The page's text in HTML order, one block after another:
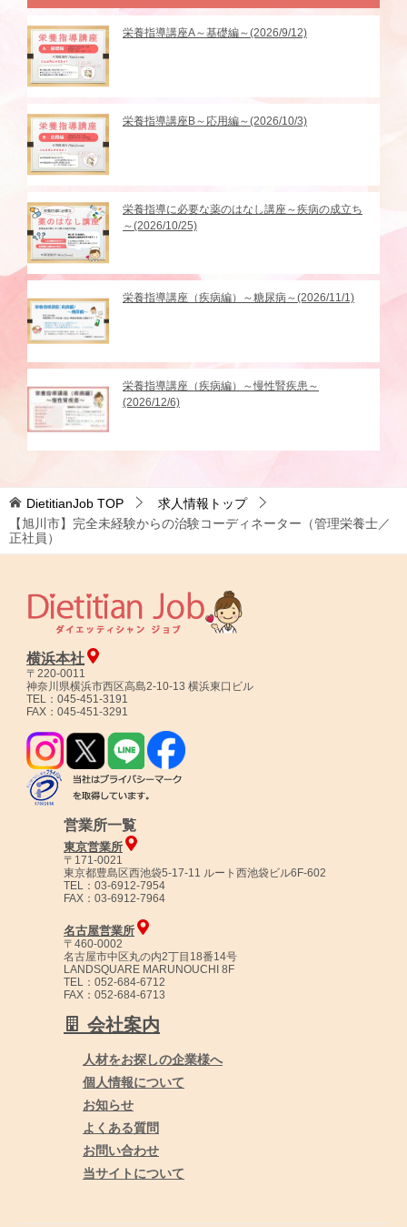
栄養指導講座A～基礎編～(2026/9/12)
栄養指導講座B～応用編～(2026/10/3)
栄養指導に必要な薬のはなし講座～疾病の成立ち
～(2026/10/25)
栄養指導講座（疾病編）～糖尿病～(2026/11/1)
栄養指導講座（疾病編）～慢性腎疾患～
(2026/12/6)
DietitianJob TOP
求人情報トップ
【旭川市】完全未経験からの治験コーディネーター（管理栄養士／
正社員）
横浜本社
〒220-0011
神奈川県横浜市西区高島2-10-13 横浜東口ビル
TEL：045-451-3191
FAX：045-451-3291
営業所一覧
東京営業所
〒171-0021
東京都豊島区西池袋5-17-11 ルート西池袋ビル6F-602
TEL：03-6912-7954
FAX：03-6912-7964
名古屋営業所
〒460-0002
名古屋市中区丸の内2丁目18番14号
LANDSQUARE MARUNOUCHI 8F
TEL：052-684-6712
FAX：052-684-6713
会社案内
人材をお探しの企業様へ
個人情報について
お知らせ
よくある質問
お問い合わせ
当サイトについて